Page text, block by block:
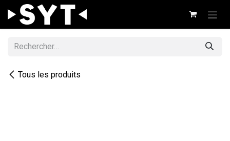
Se rendre au contenu
Tous les produits